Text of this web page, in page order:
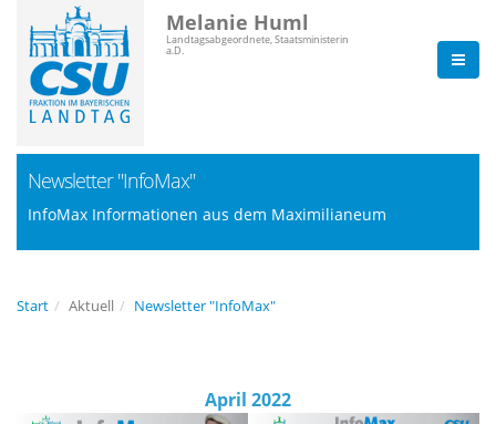
Melanie Huml
Landtagsabgeordnete, Staatsministerin
a.D.
Newsletter "InfoMax"
InfoMax Informationen aus dem Maximilianeum
Start Aktuell Newsletter "InfoMax"
April 2022